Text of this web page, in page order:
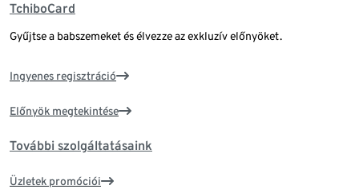
TchiboCard
Gyűjtse a babszemeket és élvezze az exkluzív előnyöket.
Ingyenes regisztráció
Előnyök megtekintése
További szolgáltatásaink
Üzletek promóciói